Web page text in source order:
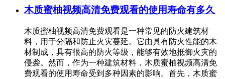
木质蜜柚视频高清免费观看的使用寿命有多久
木质蜜柚视频高清免费观看是一种常见的防火建筑材
料，用于分隔和防止火灾蔓延。它由具有防火性能的木
材制成，具有很高的防火等级，能够有效地抵御火灾的
侵袭。然而，作为一种建筑材料，木质蜜柚视频高清免
费观看的使用寿命受到多种因素的影响。首先，木质蜜